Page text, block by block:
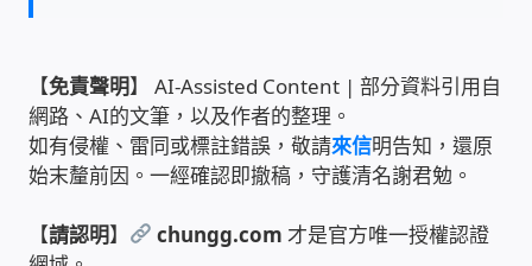
電子鎖安裝-實績案例
電腦資訊-實績案例
電話總機安裝維修-實績案例
【免責聲明】 AI-Assisted Content | 部分資料引用自
網路、AI的文筆，以及作者的整理。
如有侵權、雷同或標註錯誤，敬請來信明告知，還原
始末釐前因。一經確認即撤稿，守護清名謝君勉。
【請認明】 chungg.com 才是官方唯一授權認證